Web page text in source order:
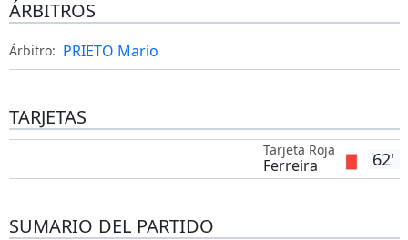
ÁRBITROS
Árbitro: PRIETO Mario
TARJETAS
62'
Tarjeta Roja
Ferreira
SUMARIO DEL PARTIDO